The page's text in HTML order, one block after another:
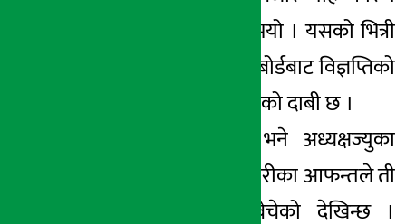
थोरै करेक्सनसमेत भयो । यसको भित्री
कारण भने धितोपत्र बोर्डबाट विज्ञप्तिको
सूचना चुहिएको स्रोतको दाबी छ ।
‘छानविन गर्ने हो भने अध्यक्षज्युका
आफन्त, अन्य कर्मचारीका आफन्तले ती
कम्पनीका सेयर बेचेको देखिन्छ ।